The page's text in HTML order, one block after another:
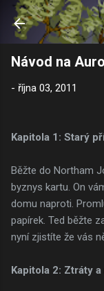
Návod na
- října 03, 2011
Kapitola 1: Starý
Běžte do Northam
byznys kartu. On
domu naproti.
papírek. Ted běžte
nyní zjistíte že vás
Kapitola 2: Ztráty